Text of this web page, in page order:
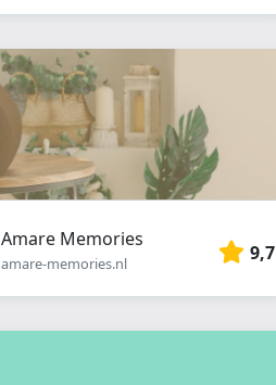
Amare Memories
amare-memories.nl 9,7